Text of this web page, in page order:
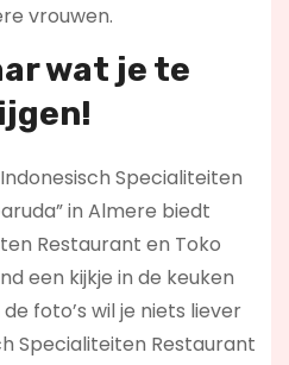
vrouwen.
wat je te
Specialiteiten
in Almere biedt
Restaurant en Toko
een kijkje in de keuken
foto’s wil je niets liever
Specialiteiten Restaurant